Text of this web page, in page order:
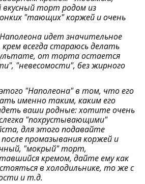
торт родом из
"тающих" коржей и очень
идет значительное
всегда стараюсь делать
от торта остается
"невесомости", без жирного
"Наполеона" в том, что его
именно таким, каким его
ваши родные: хотите очень
"похрустывающими"
для этого подавайте
промазывания коржей и
"мокрый" торт,
кремом, дайте ему как
в холодильнике, то же с
и т.д.